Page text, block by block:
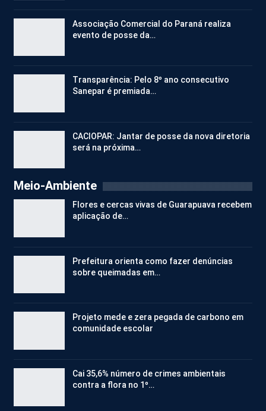
Associação Comercial do Paraná realiza
evento de posse da…
Transparência: Pelo 8º ano consecutivo
Sanepar é premiada…
CACIOPAR: Jantar de posse da nova diretoria
será na próxima…
Meio-Ambiente
Flores e cercas vivas de Guarapuava recebem
aplicação de…
Prefeitura orienta como fazer denúncias
sobre queimadas em…
Projeto mede e zera pegada de carbono em
comunidade escolar
Cai 35,6% número de crimes ambientais
contra a flora no 1º…